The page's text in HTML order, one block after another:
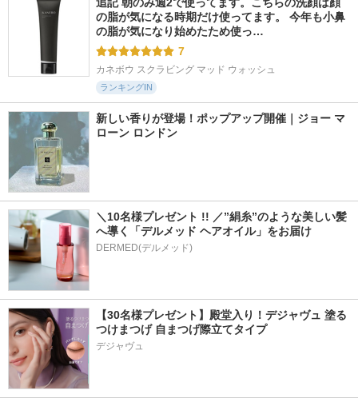
の脂が気になる時期だけ使ってます。 今年も小鼻
の脂が気になり始めたため使っ…
7
カネボウ スクラビング マッド ウォッシュ
ランキングIN
新しい香りが登場！ポップアップ開催｜ジョー マ
ローン ロンドン
＼10名様プレゼント !! ／”絹糸”のような美しい髪
へ導く「デルメッド ヘアオイル」をお届け
DERMED(デルメッド)
【30名様プレゼント】殿堂入り！デジャヴュ 塗る
つけまつげ 自まつげ際立てタイプ
デジャヴュ